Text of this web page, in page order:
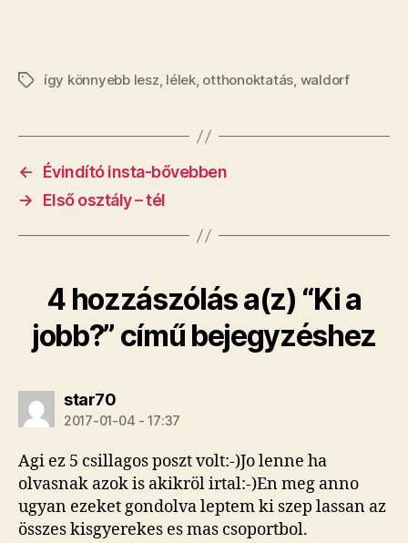
Címkékígy könnyebb lesz, lélek, otthonoktatás, waldorf
←
Évindító insta-bővebben
→
Első osztály – tél
4 hozzászólás a(z) “Ki a
jobb?” című bejegyzéshez
star70szerint:
2017-01-04 - 17:37
Agi ez 5 csillagos poszt volt:-)Jo lenne ha
olvasnak azok is akikröl irtal:-)En meg anno
ugyan ezeket gondolva leptem ki szep lassan az
összes kisgyerekes es mas csoportbol.